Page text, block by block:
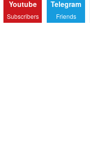
Youtube
Subscribers
Telegram
Friends